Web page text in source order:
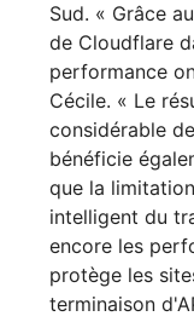
Sud. « Grâce
de Cloudflare
performance
Cécile. « Le
considérable
bénéficie
que la
intelligent du
encore les
protège les
terminaison